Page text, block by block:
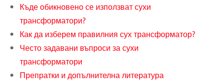
Къде обикновено се използват сухи
трансформатори?
Как да изберем правилния сух трансформатор?
Често задавани въпроси за сухи
трансформатори
Препратки и допълнителна литература